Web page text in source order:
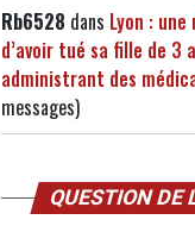
Rb6528 dans Lyon :
d’avoir tué sa fille de 3
administrant des
messages)
QUESTION DE